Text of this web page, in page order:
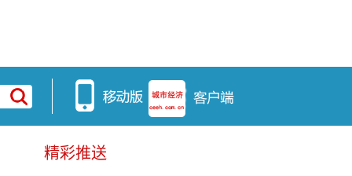
精彩推送